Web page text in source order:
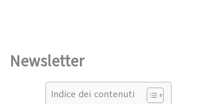
Newsletter
Indice dei contenuti